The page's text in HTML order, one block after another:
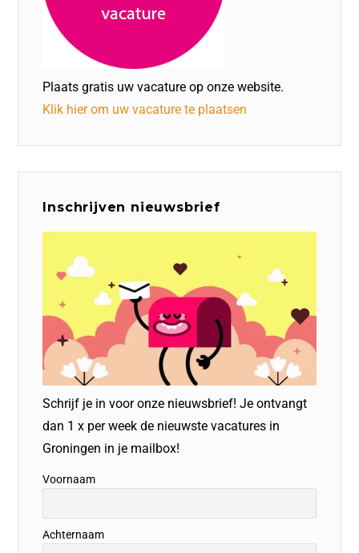
Plaats gratis uw vacature op onze website.
Klik hier om uw vacature te plaatsen
Inschrijven nieuwsbrief
Schrijf je in voor onze nieuwsbrief! Je ontvangt
dan 1 x per week de nieuwste vacatures in
Groningen in je mailbox!
Voornaam
Achternaam